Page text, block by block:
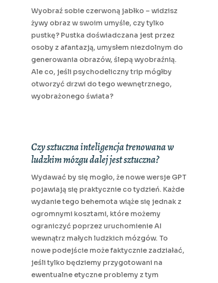
Wyobraź sobie czerwoną jabłko – widzisz
żywy obraz w swoim umyśle, czy tylko
pustkę? Pustka doświadczana jest przez
osoby z afantazją, umysłem niezdolnym do
generowania obrazów, ślepą wyobraźnią.
Ale co, jeśli psychodeliczny trip mógłby
otworzyć drzwi do tego wewnętrznego,
wyobrażonego świata?
Czy sztuczna inteligencja trenowana w
ludzkim mózgu dalej jest sztuczna?
Wydawać by się mogło, że nowe wersje GPT
pojawiają się praktycznie co tydzień. Każde
wydanie tego behemota wiąże się jednak z
ogromnymi kosztami, które możemy
ograniczyć poprzez uruchomienie AI
wewnątrz małych ludzkich mózgów. To
nowe podejście może faktycznie zadziałać,
jeśli tylko będziemy przygotowani na
ewentualne etyczne problemy z tym